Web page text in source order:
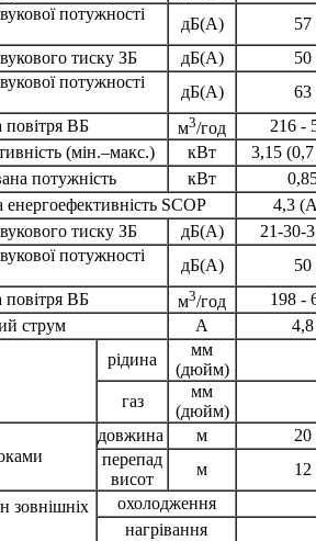
потужності
дБ(А)
57
тиску ЗБ
дБ(А)
50
потужності
дБ(А)
63
повітря ВБ
м3/год 216 -
(мін.–макс.) кВт
3,15
потужність
кВт
енергоефективність SCOP
4,3
тиску ЗБ
дБ(А)
21-30-
потужності
дБ(А)
50
повітря ВБ
м3/год
198 -
струм
А 4,8
рідина
мм
(дюйм)
газ
мм
(дюйм)
довжина м
20
перепад
висот
м
12
зовнішніх
охолодження
нагрівання